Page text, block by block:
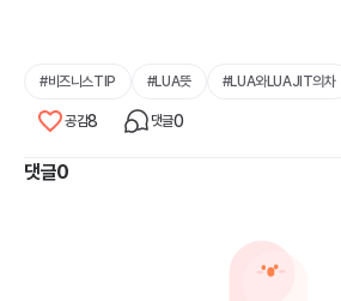
#비즈니스TIP #LUA뜻 #LUA와LUAJIT의차
공감8 댓글0
댓글0